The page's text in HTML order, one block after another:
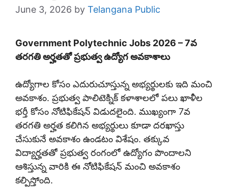
June 3, 2026 by Telangana Public
Government Polytechnic Jobs 2026 – 7వ
తరగతి అర్హతతో ప్రభుత్వ ఉద్యోగ అవకాశాలు
ఉద్యోగాల కోసం ఎదురుచూస్తున్న అభ్యర్థులకు ఇది మంచి
అవకాశం. ప్రభుత్వ పాలిటెక్నిక్ కళాశాలలో పలు ఖాళీల
భర్తీ కోసం నోటిఫికేషన్ విడుదలైంది. ముఖ్యంగా 7వ
తరగతి అర్హత కలిగిన అభ్యర్థులు కూడా దరఖాస్తు
చేసుకునే అవకాశం ఉండటం విశేషం. తక్కువ
విద్యార్హతతో ప్రభుత్వ రంగంలో ఉద్యోగం పొందాలని
ఆశిస్తున్న వారికి ఈ నోటిఫికేషన్ మంచి అవకాశం
కల్పిస్తోంది.